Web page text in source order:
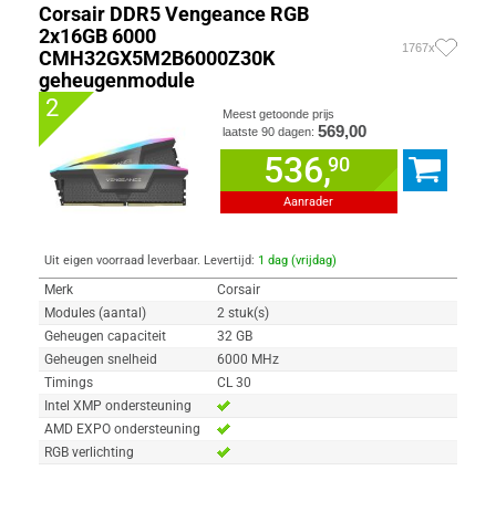
Corsair DDR5 Vengeance RGB
2x16GB 6000
CMH32GX5M2B6000Z30K
geheugenmodule
1767x
2
Meest getoonde prijs
laatste 90 dagen:569,00
536,90
Aanrader
Uit eigen voorraad leverbaar. Levertijd: 1 dag (vrijdag)
Merk
Corsair
Modules (aantal)
2 stuk(s)
Geheugen capaciteit
32 GB
Geheugen snelheid
6000 MHz
Timings
CL 30
Intel XMP ondersteuning
AMD EXPO ondersteuning
RGB verlichting